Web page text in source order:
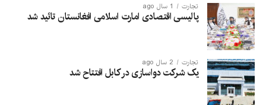
تجارت 1 سال ago
پالیسی اقتصادی امارت اسلامی افغانستان تائید شد
تجارت 2 سال ago
یک شرکت دواسازی در کابل افتتاح شد